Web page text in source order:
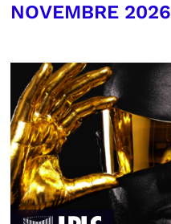
NOVEMBRE 2026